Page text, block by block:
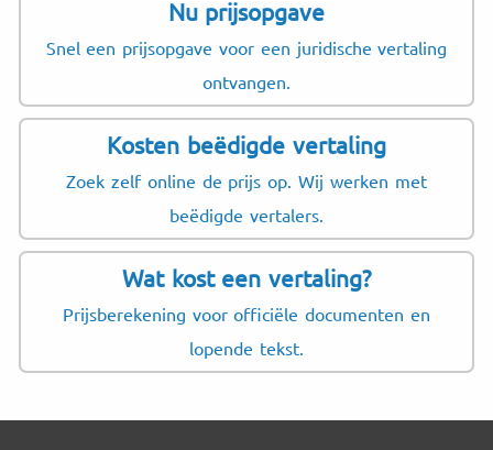
Nu prijsopgave
Snel een prijsopgave voor een juridische vertaling
ontvangen.
Kosten beëdigde vertaling
Zoek zelf online de prijs op. Wij werken met
beëdigde vertalers.
Wat kost een vertaling?
Prijsberekening voor officiële documenten en
lopende tekst.